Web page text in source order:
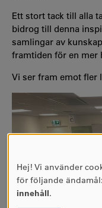
Ett stort tack till alla
bidrog till denna
samlingar av
framtiden för en mer
Vi ser fram emot fler
ANVÄNDNING
AV
Hej! Vi använder
för följande ändamål:
innehåll.